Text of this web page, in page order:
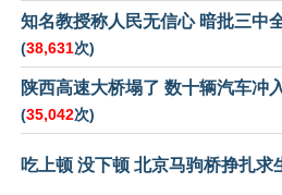
知名教授称人民无信心 暗批三中
(38,631次)
陕西高速大桥塌了 数十辆汽车冲
(35,042次)
吃上顿 没下顿 北京马驹桥挣扎求